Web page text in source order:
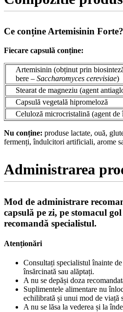
Ce conține Artemisinin Forte?
Fiecare capsulă conține:
Artemisinin (obținut prin
bere – Saccharomyces cerevisiae)
Stearat de magneziu (agent
Capsulă vegetală hipromeloză
Celuloză microcristalină (agent de
Nu conține: produse lactate, ouă,
fermenți, îndulcitori artificiali, arome
Administrarea
Mod de administrare
capsulă pe zi, pe stomacul
recomandă specialistul.
Atenționări
Consultați specialistul înainte
însărcinată sau alăptați.
A nu se depăși doza
Suplimentele alimentare nu
echilibrată și unui mod de viață
A nu se lăsa la vederea și la